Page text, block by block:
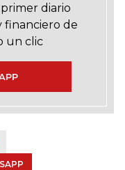
diario
financiero de
un clic